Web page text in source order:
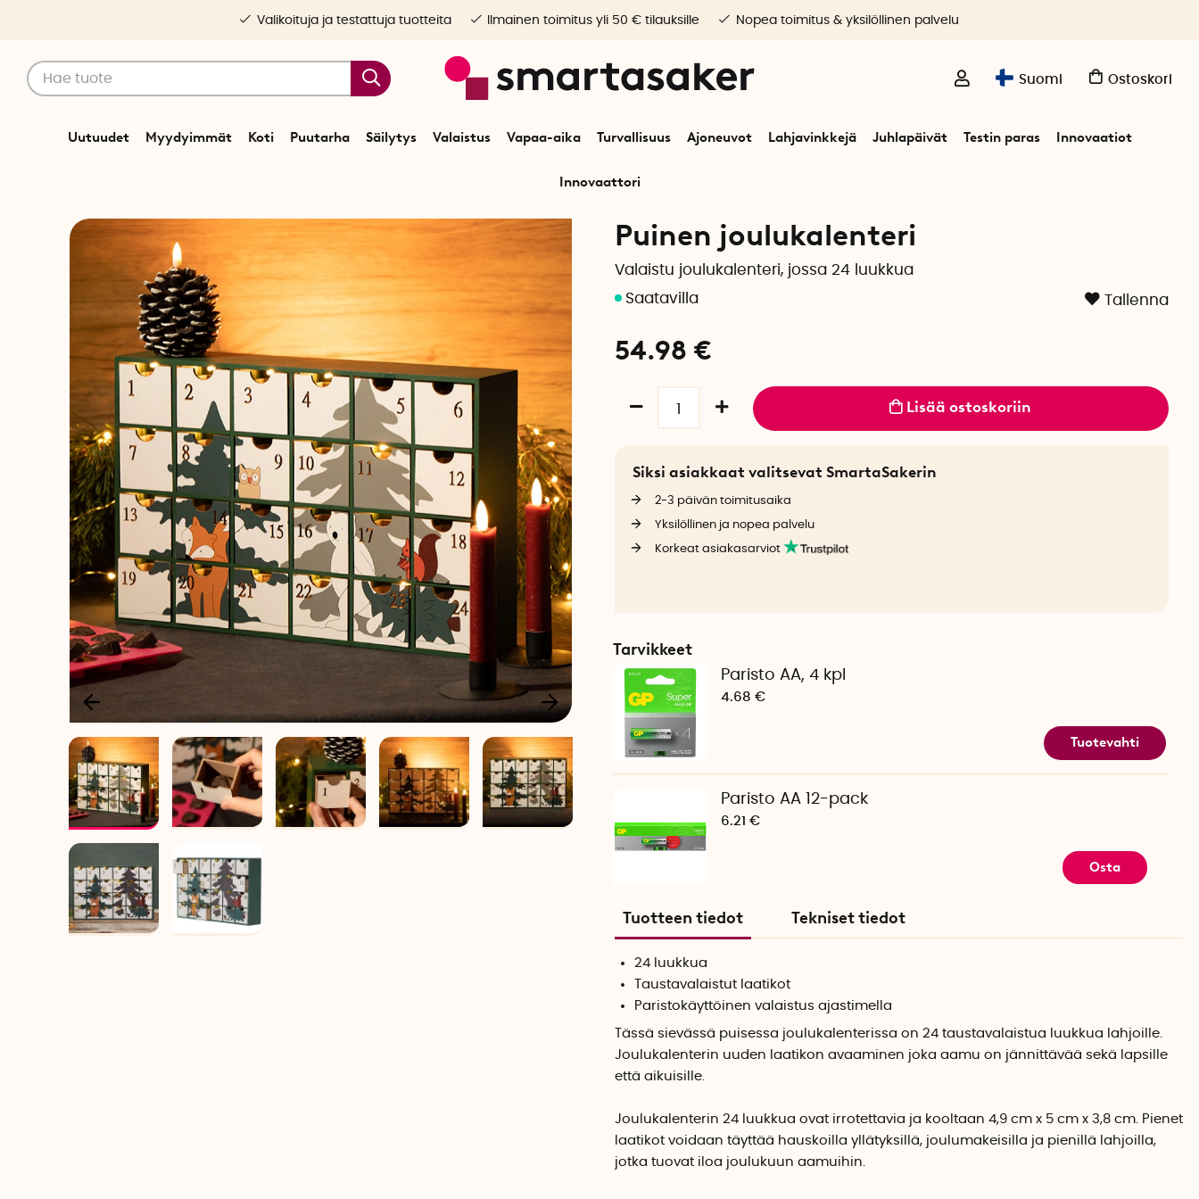
Suomi Ostoskori
Uutuudet Myydyimmät Koti Puutarha Säilytys Valaistus Vapaa-aika Turvallisuus Ajoneuvot Lahjavinkkejä Juhlapäivät Testin paras Innovaatiot
Innovaattori
Valikoituja ja testattuja tuotteita Ilmainen toimitus yli 50 € tilauksille Nopea toimitus & yksilöllinen palvelu
Adventtiaika ja joulu Joulukoristeet
Puinen joulukalenteri
Valaistu joulukalenteri, jossa 24 luukkua
Tallenna
54.98 €
Lisää ostoskoriin
Siksi asiakkaat valitsevat SmartaSakerin
2-3 päivän toimitusaika
Yksilöllinen ja nopea palvelu
Korkeat asiakasarviot
Tarvikkeet
Paristo AA, 4 kpl
4.68 €
Tuotevahti
Paristo AA 12-pack
6.21 €
Osta
Tuotteen tiedot Tekniset tiedot
24 luukkua
Taustavalaistut laatikot
Paristokäyttöinen valaistus ajastimella
Tässä sievässä puisessa joulukalenterissa on 24 taustavalaistua luukkua lahjoille.
Joulukalenterin uuden laatikon avaaminen joka aamu on jännittävää sekä lapsille
että aikuisille.
Joulukalenterin 24 luukkua ovat irrotettavia ja kooltaan 4,9 cm x 5 cm x 3,8 cm. Pienet
laatikot voidaan täyttää hauskoilla yllätyksillä, joulumakeisilla ja pienillä lahjoilla,
jotka tuovat iloa joulukuun aamuihin.